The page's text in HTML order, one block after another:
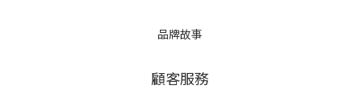
品牌故事
顧客服務